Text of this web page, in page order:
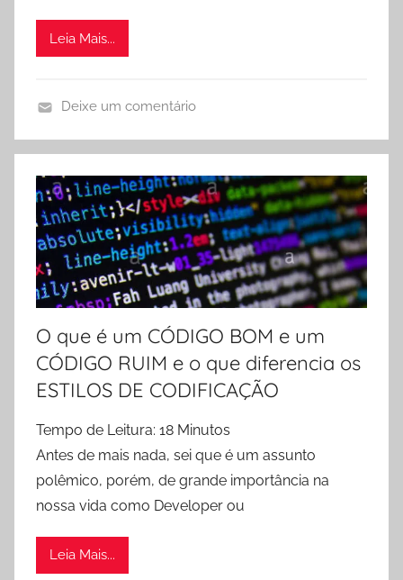
Leia Mais...
i
d
e
o
s
e
O
t
r
o
M
a
t
e
a
Deixe um comentário
O que é um CÓDIGO BOM e um
CÓDIGO RUIM e o que diferencia os
ESTILOS DE CODIFICAÇÃO
Tempo de Leitura: 18 Minutos
Antes de mais nada, sei que é um assunto
polêmico, porém, de grande importância na
nossa vida como Developer ou
Leia Mais...